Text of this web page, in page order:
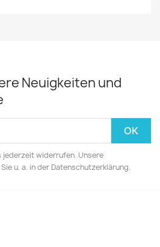
Neuigkeiten und
jederzeit widerrufen. Unsere
u. a. in der Datenschutzerklärung.